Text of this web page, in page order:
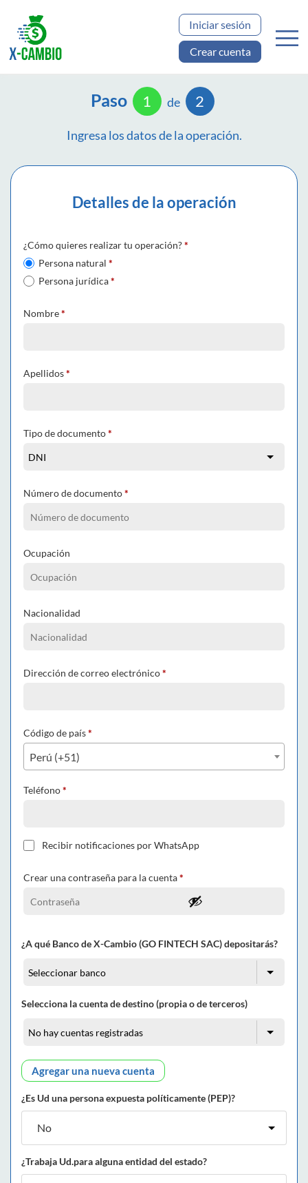
Iniciar sesión
Crear cuenta
Paso 1 de 2
Ingresa los datos de la operación.
Detalles de la operación
¿Cómo quieres realizar tu operación?*
Persona natural *
Persona jurídica*
Nombre*
Apellidos*
Tipo de documento*
Número de documento*
Ocupación
Nacionalidad
Dirección de correo electrónico*
Código de país*
Perú (+51)
Teléfono*
Recibir notificaciones por WhatsApp
Crear una contraseña para la cuenta*
¿A qué Banco de X-Cambio (GO FINTECH SAC) depositarás?
Selecciona la cuenta de destino (propia o de terceros)
Agregar una nueva cuenta
¿Es Ud una persona expuesta políticamente (PEP)?
¿Trabaja Ud.para alguna entidad del estado?